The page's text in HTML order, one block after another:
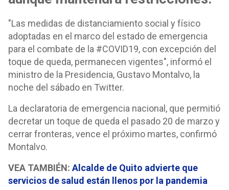
"Las medidas de distanciamiento social y físico
adoptadas en el marco del estado de emergencia
para el combate de la #COVID19, con excepción del
toque de queda, permanecen vigentes", informó el
ministro de la Presidencia, Gustavo Montalvo, la
noche del sábado en Twitter.
La declaratoria de emergencia nacional, que permitió
decretar un toque de queda el pasado 20 de marzo y
cerrar fronteras, vence el próximo martes, confirmó
Montalvo.
VEA TAMBIÉN: Alcalde de Quito advierte que
servicios de salud están llenos por la pandemia